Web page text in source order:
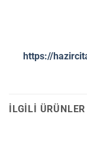
https://
İLGILI ÜRÜNLER